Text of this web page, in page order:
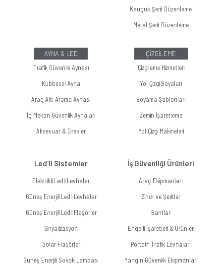
Kauçuk Şerit Düzenleme
Metal Şerit Düzenleme
AYNA & LED
Trafik Güvenlik Aynası
Kubbesel Ayna
Araç Altı Arama Aynası
İç Mekan Güvenlik Aynaları
Aksesuar & Direkler
Led'li Sistemler
Elektrikli Ledli Levhalar
Güneş Enerjili Ledli Levhalar
Güneş Enerjili Ledli Flaşörler
Sinyalizasyon
Solar Flaşörler
Güneş Enerjili Sokak Lambası
ÇİZGİLEME
Çizgileme Hizmetleri
Yol Çizgi Boyaları
Boyama Şablonları
Zemin İşaretleme
Yol Çizgi Makineleri
İş Güvenliği Ürünleri
Araç Ekipmanları
Zincir ve Şeritler
Bantlar
Engelli İşaretleri & Ürünleri
Portatif Trafik Levhaları
Yangın Güvenlik Ekipmanları